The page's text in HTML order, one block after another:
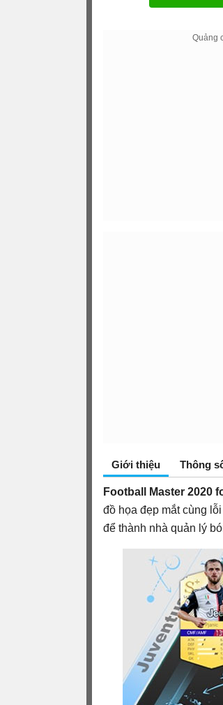
Giới thiệu Thông
Football Master 2020
đồ họa đẹp mắt cùng
để thành nhà quản lý